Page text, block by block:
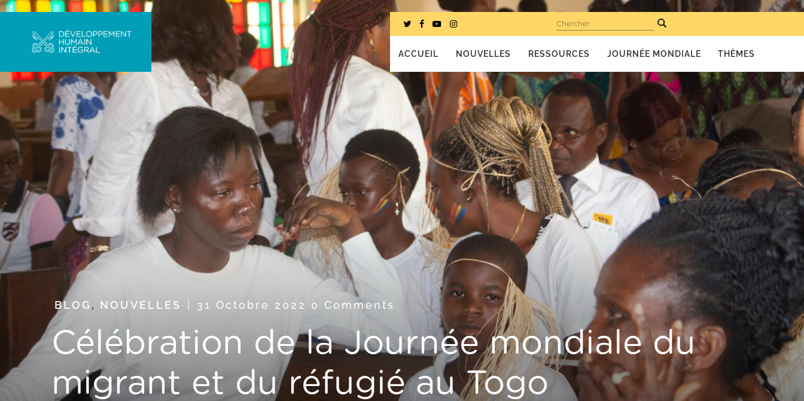
Chercher
ACCUEIL NOUVELLES RESSOURCES JOURNÉE MONDIALE THÈMES
BLOG , NOUVELLES 31 Octobre 2022 0 Comments
Célébration de la Journée mondiale du
migrant et du réfugié au Togo